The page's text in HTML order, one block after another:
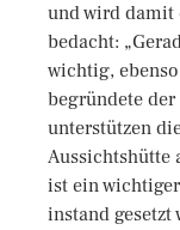
und wird damit
bedacht:
wichtig,
begründete
unterstützen
Aussichtshütte
ist ein
instand gesetzt